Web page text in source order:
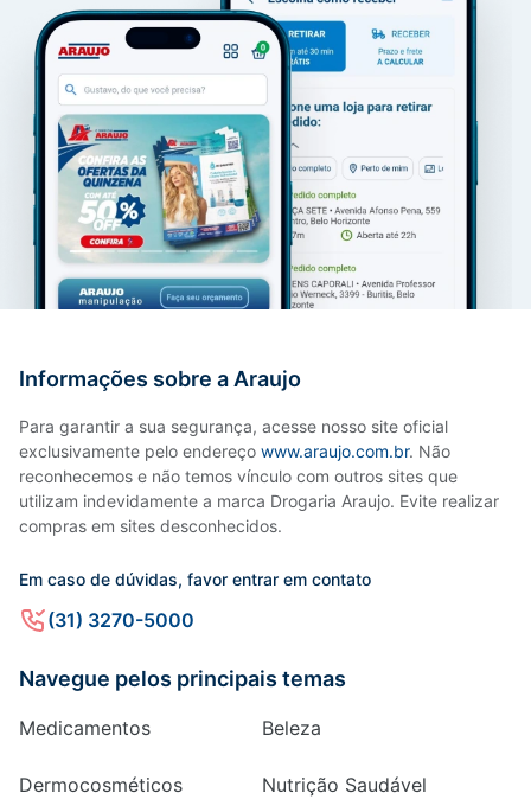
Informações sobre a Araujo
Para garantir a sua segurança, acesse nosso site oficial
exclusivamente pelo endereço www.araujo.com.br. Não
reconhecemos e não temos vínculo com outros sites que
utilizam indevidamente a marca Drogaria Araujo. Evite realizar
compras em sites desconhecidos.
Em caso de dúvidas, favor entrar em contato
(31) 3270-5000
Navegue pelos principais temas
Medicamentos Beleza
Dermocosméticos Nutrição Saudável